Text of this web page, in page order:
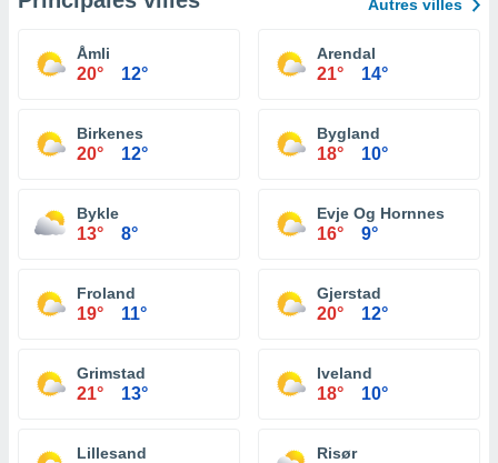
Autres villes
Åmli
20° 12°
Arendal
21° 14°
Birkenes
20° 12°
Bygland
18° 10°
Bykle
13° 8°
Evje Og Hornnes
16° 9°
Froland
19° 11°
Gjerstad
20° 12°
Grimstad
21° 13°
Iveland
18° 10°
Lillesand Risør